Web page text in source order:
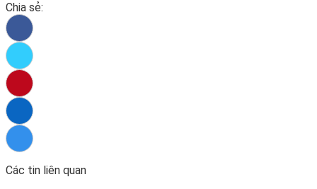
Chia sẻ:
Các tin liên quan